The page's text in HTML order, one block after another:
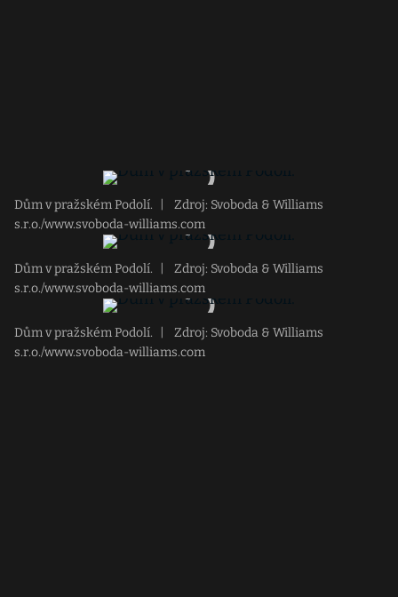
Dům v pražském Podolí.
Zdroj: Svoboda & Williams
s.r.o./www.svoboda-williams.com
Dům v pražském Podolí.
Zdroj: Svoboda & Williams
s.r.o./www.svoboda-williams.com
Dům v pražském Podolí.
Zdroj: Svoboda & Williams
s.r.o./www.svoboda-williams.com